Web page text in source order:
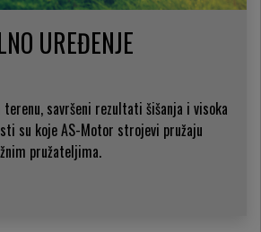
UREĐENJE
terenu, savršeni rezultati šišanja i visoka
su koje AS-Motor strojevi pružaju
pružateljima.